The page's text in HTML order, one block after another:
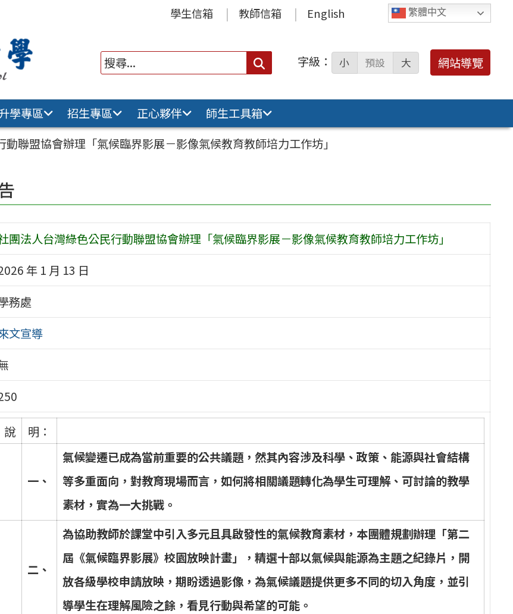
繁體中文
學生信箱 教師信箱 English
搜
字級： 小 預設 大 網站導覽
學專區 招生專區 正心夥伴
師生工具箱
聯盟協會辦理「氣候臨界影展－影像氣候教育教師培力工作坊」
團法人台灣綠色公民行動聯盟協會辦理「氣候臨界影展－影像氣候教育教師培力工作坊」
年 1 月 13 日
務處
文宣導
說 明：
一 、
氣候變遷已成為當前重要的公共議題 ， 然其內容涉及科學 、政策 、 能源與社會結構
等多重面向 ，對教育現場而言 ，如何將相關議題轉化為學生可理解、 可討論的教學
素材 ，實為一大挑戰 。
二 、
為協助教師於課堂中引入多元且具啟發性的氣候教育素材 ， 本團體規劃辦理 「第二
屆 《氣候臨界影展》校園放映計畫」 ，精選十部以氣候與能源為主題之紀錄片 ， 開
放各級學校申請放映 ，期盼透過影像，為氣候議題提供更多不同的切入角度 ， 並引
導學生在理解風險之餘 ，看見行動與希望的可能 。